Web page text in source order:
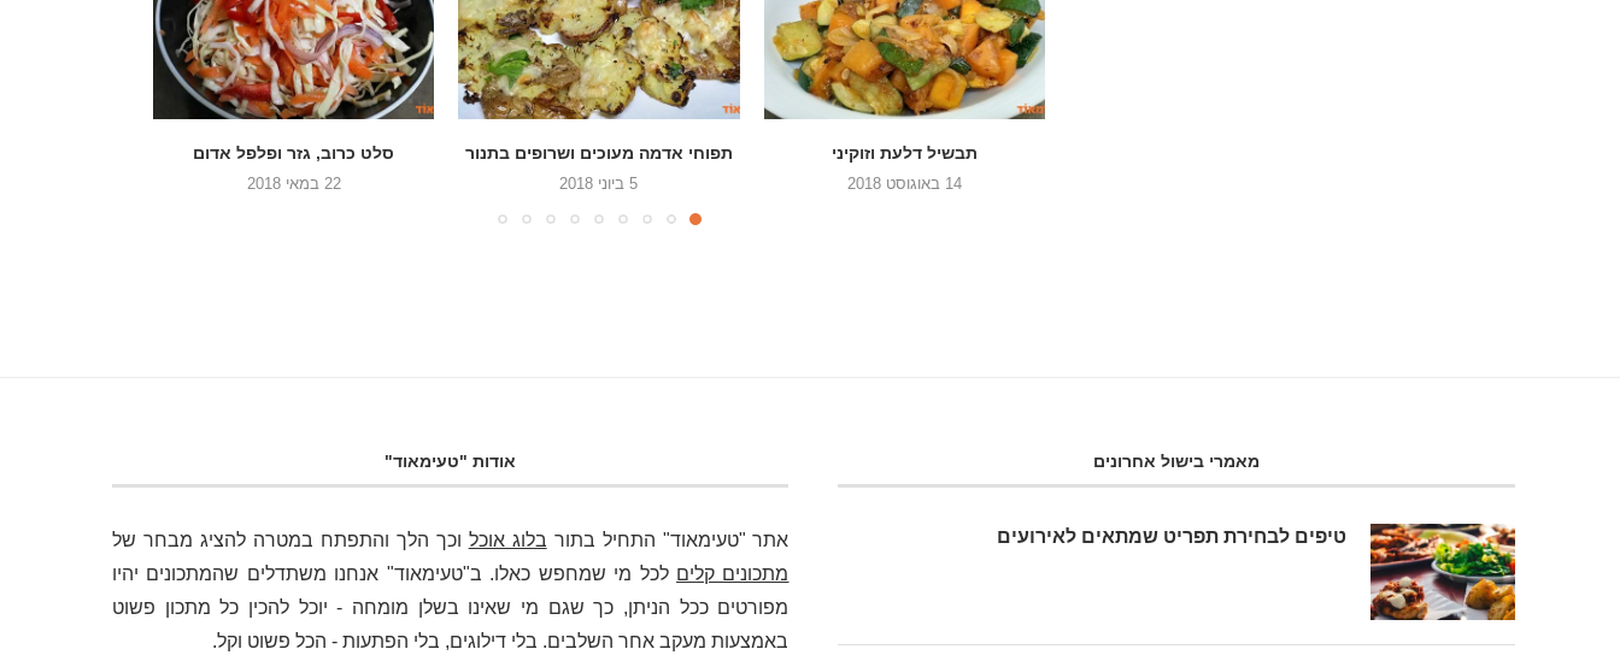
תפוחי אדמה מעוכים ושרופים בתנור
5 ביוני 2018
סלט כרוב, גזר ופלפל אדום
22 במאי 2018
סלט עגבניות שרי עם שום וכוסברה
9 במאי 2018
מאמרי בישול אחרונים
טיפים לבחירת תפריט שמתאים לאירועים
אודות "טעימאוד"
אתר "טעימאוד" התחיל בתור בלוג אוכל וכך הלך והתפתח במטרה להציג מבחר של
מתכונים קלים לכל מי שמחפש כאלו. ב"טעימאוד" אנחנו משתדלים שהמתכונים יהיו
מפורטים ככל הניתן, כך שגם מי שאינו בשלן מומחה - יוכל להכין כל מתכון פשוט
באמצעות מעקב אחר השלבים. בלי דילוגים, בלי הפתעות - הכל פשוט וקל.